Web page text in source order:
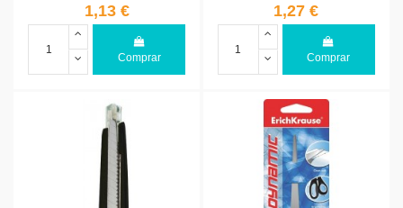
1,13 €
Comprar
1,27 €
Comprar